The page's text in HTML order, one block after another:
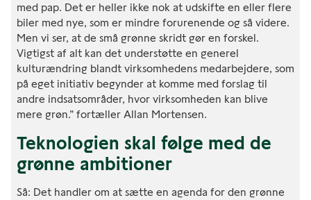
med pap. Det er heller ikke nok at udskifte en eller flere
biler med nye, som er mindre forurenende og så videre.
Men vi ser, at de små grønne skridt gør en forskel.
Vigtigst af alt kan det understøtte en generel
kulturændring blandt virksomhedens medarbejdere, som
på eget initiativ begynder at komme med forslag til
andre indsatsområder, hvor virksomheden kan blive
mere grøn.” fortæller Allan Mortensen.
Teknologien skal følge med de
grønne ambitioner
Så: Det handler om at sætte en agenda for den grønne